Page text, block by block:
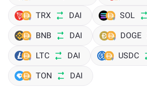
TRX DAI SOL
BNB DAI DOGE
LTC DAI USDC
TON DAI